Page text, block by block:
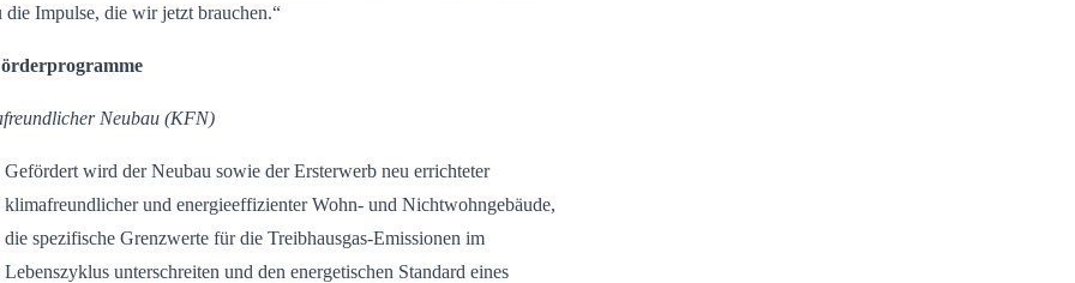
die Impulse, die wir jetzt brauchen.“
Neubau (KFN)
Gefördert wird der Neubau sowie der Ersterwerb neu errichteter
klimafreundlicher und energieeffizienter Wohn- und Nichtwohngebäude,
die spezifische Grenzwerte für die Treibhausgas-Emissionen im
Lebenszyklus unterschreiten und den energetischen Standard eines